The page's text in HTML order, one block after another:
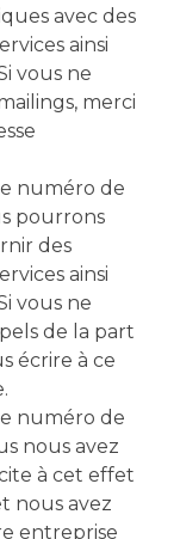
avec des
ainsi
vous ne
merci
numéro de
pourrons
des
ainsi
vous ne
de la part
écrire à ce
numéro de
nous avez
à cet effet
nous avez
entreprise